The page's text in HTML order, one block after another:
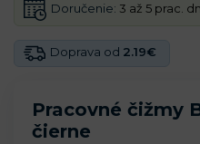
Pracovné čižmy
čierne
Doprava od 2.19€
Doručenie: 3 až 5 prac.